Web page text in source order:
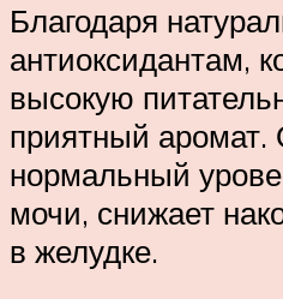
Благодаря
антиоксидантам,
высокую
приятный аромат.
нормальный
мочи, снижает
в желудке.